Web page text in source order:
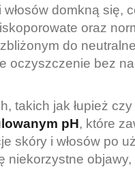
domkną się,
oraz
do
oczyszczenie bez
takich jak łupież
pH, które
skóry i włosów po
niekorzystne